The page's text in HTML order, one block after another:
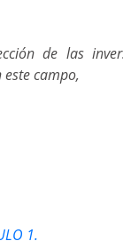
de las
campo,
1.